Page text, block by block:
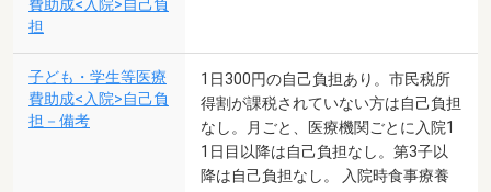
費助成<入院>自己負
担
子ども・学生等医療
費助成<入院>自己負
担－備考
1日300円の自己負担あり。市民税所
得割が課税されていない方は自己負担
なし。月ごと、医療機関ごとに入院1
1日目以降は自己負担なし。第3子以
降は自己負担なし。 入院時食事療養